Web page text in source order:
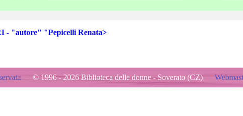
- "autore" "Pepicelli Renata>
© 1996 - 2026 Biblioteca delle donne - Soverato (CZ)